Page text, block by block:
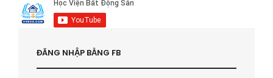
ĐĂNG NHẬP BẰNG FB